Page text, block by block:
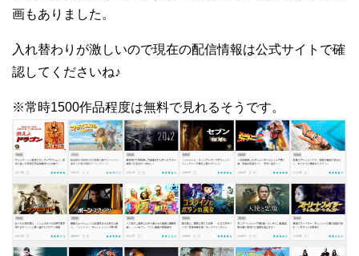
画もありました。
入れ替わりが激しいので現在の配信情報は公式サイトで確
認してくださいね♪
※常時1500作品程度は無料で見れるそうです。